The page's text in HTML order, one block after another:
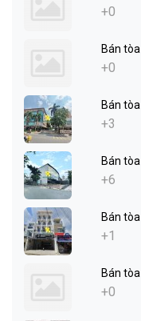
+0
Bán
+0
Bán
+3
Bán
+6
Bán
+1
Bán
+0